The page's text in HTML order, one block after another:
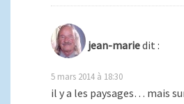
jean-mariedit :
5 mars 2014 à 18:30
il y a les paysages… mais